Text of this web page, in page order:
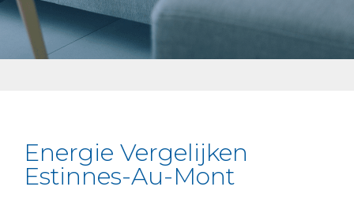
Energie Vergelijken
Estinnes-Au-Mont